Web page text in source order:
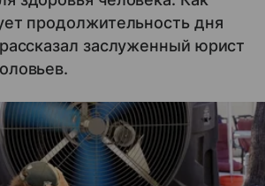
продолжительность дня
заслуженный юрист